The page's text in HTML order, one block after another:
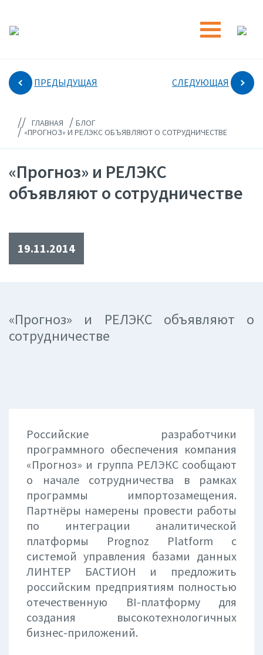
ПРЕДЫДУЩАЯ СЛЕДУЮЩАЯ
// ГЛАВНАЯ / БЛОГ
/«ПРОГНОЗ» И РЕЛЭКС ОБЪЯВЛЯЮТ О СОТРУДНИЧЕСТВЕ
«Прогноз» и РЕЛЭКС
объявляют о сотрудничестве
19.11.2014
«Прогноз» и РЕЛЭКС объявляют о
сотрудничестве
Российские разработчики
программного обеспечения компания
«Прогноз» и группа РЕЛЭКС сообщают
о начале сотрудничества в рамках
программы импортозамещения.
Партнёры намерены провести работы
по интеграции аналитической
платформы Prognoz Platform с
системой управления базами данных
ЛИНТЕР БАСТИОН и предложить
российским предприятиям полностью
отечественную BI-платформу для
создания высокотехнологичных
бизнес-приложений.